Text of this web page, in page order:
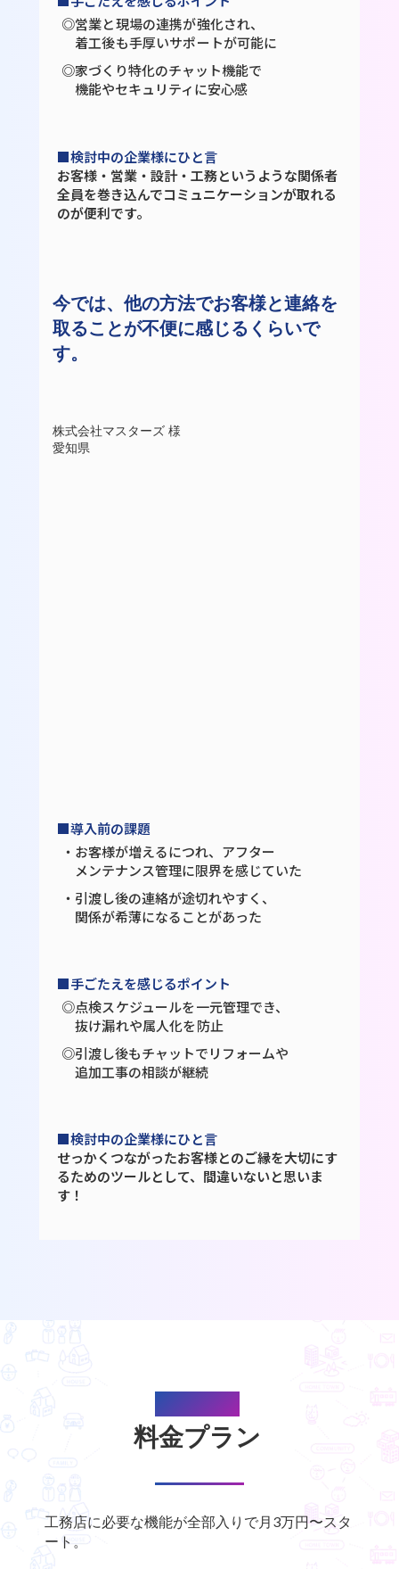
◎営業と現場の連携が強化され、
着工後も手厚いサポートが可能に
◎家づくり特化のチャット機能で
機能やセキュリティに安心感
■検討中の企業様にひと言
お客様・営業・設計・工務というような関係者
全員を巻き込んでコミュニケーションが取れる
のが便利です。
今では、他の方法でお客様と連絡を
取ることが不便に感じるくらいで
す。
株式会社マスターズ 様
愛知県
■導入前の課題
・お客様が増えるにつれ、アフター
メンテナンス管理に限界を感じていた
・引渡し後の連絡が途切れやすく、
関係が希薄になることがあった
■手ごたえを感じるポイント
◎点検スケジュールを一元管理でき、
抜け漏れや属人化を防止
◎引渡し後もチャットでリフォームや
追加工事の相談が継続
■検討中の企業様にひと言
せっかくつながったお客様とのご縁を大切にす
るためのツールとして、間違いないと思いま
す！
料金プラン
工務店に必要な機能が全部入りで月3万円〜スタ
ート。